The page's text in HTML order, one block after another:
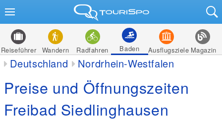
Reiseführer Wandern Radfahren Baden Ausflugsziele Magazin
Deutschland Nordrhein-Westfalen
Preise und Öffnungszeiten
Freibad Siedlinghausen